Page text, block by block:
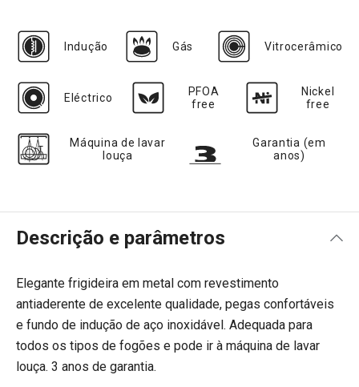
Indução Gás Vitrocerâmico
Eléctrico
PFOA
free
Nickel
free
Máquina de lavar
louça
Garantia (em
anos)
Descrição e parâmetros
Elegante frigideira em metal com revestimento
antiaderente de excelente qualidade, pegas confortáveis
e fundo de indução de aço inoxidável. Adequada para
todos os tipos de fogões e pode ir à máquina de lavar
louça. 3 anos de garantia.